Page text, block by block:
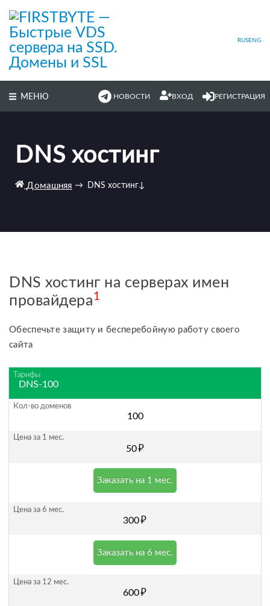
основному
содержимому
RUS ENG
МЕНЮ НОВОСТИ ВХОД РЕГИСТРАЦИЯ
DNS хостинг
Домашняя → DNS хостинг↓
DNS хостинг на серверах имен
провайдера1
Обеспечьте защиту и бесперебойную работу своего
сайта
DNS-100
100
50руб.
Заказать на 1 мес.
300руб.
Заказать на 6 мес.
600руб.